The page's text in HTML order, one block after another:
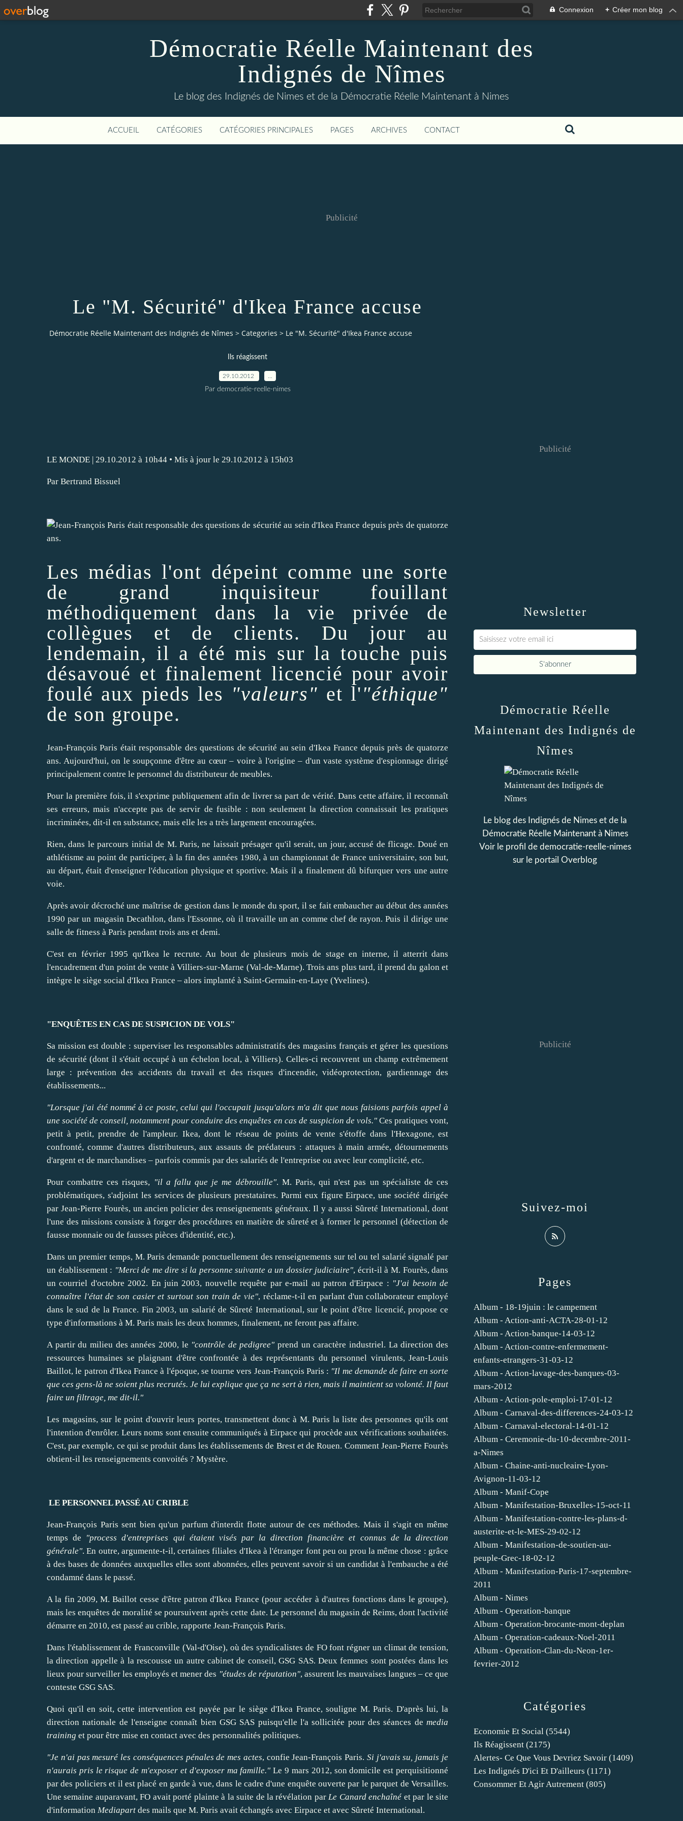
Connexion + Créer mon blog
Démocratie Réelle Maintenant des
Indignés de Nîmes
Le blog des Indignés de Nimes et de la Démocratie Réelle Maintenant à Nimes
ACCUEIL CATÉGORIES CATÉGORIES PRINCIPALES PAGES ARCHIVES CONTACT
Publicité
Le "M. Sécurité" d'Ikea France accuse
Démocratie Réelle Maintenant des Indignés de Nîmes > Categories > Le "M. Sécurité" d'Ikea France accuse
Ils réagissent
29.10.2012
Par democratie-reelle-nimes
LE MONDE | 29.10.2012 à 10h44 • Mis à jour le 29.10.2012 à 15h03
Par Bertrand Bissuel
Lesmédias l'ont dépeint comme une sorte
de grand inquisiteur fouillant
méthodiquement dans lavie privée de
collègues et de clients. Du jour au
lendemain, il a été mis sur la touche puis
désavoué et finalement licencié pour avoir
foulé aux pieds les "valeurs" et l'"éthique"
de son groupe.
Jean-FrançoisParis était responsable des questions de sécurité au sein d'Ikea France depuis près de quatorze
ans. Aujourd'hui, on le soupçonne d'être au cœur – voire à l'origine – d'un vaste système d'espionnage dirigé
principalement contre le personnel du distributeur de meubles.
Pour la première fois, il s'exprime publiquement afin de livrersa part de vérité. Dans cette affaire, il reconnaît
ses erreurs, mais n'accepte pas de servir de fusible : non seulement la direction connaissait les pratiques
incriminées, dit-il en substance, mais elle les a très largement encouragées.
Rien, dans le parcours initial de M. Paris, ne laissait présager qu'il serait, un jour, accusé de flicage. Doué en
athlétisme au point departiciper, à la fin des années 1980, à un championnat de France universitaire, son but,
au départ, était d'enseignerl'éducation physique et sportive. Mais il a finalement dû bifurquervers une autre
voie.
Aprèsavoir décroché une maîtrise de gestion dans le monde dusport, il se faitembaucher au début des années
1990 par un magasin Decathlon, dans l'Essonne, où il travaille un an comme chef de rayon. Puis il dirige une
salle de fitness à Paris pendant trois ans et demi.
C'est en février 1995 qu'Ikea le recrute. Au bout de plusieurs mois de stage en interne, il atterrit dans
l'encadrement d'un point de vente à Villiers-sur-Marne (Val-de-Marne). Trois ans plus tard, il prend du galon et
intègre le siège social d'Ikea France – alors implanté à Saint-Germain-en-Laye (Yvelines).
"ENQUÊTES EN CAS DE SUSPICION DE VOLS"
Sa mission est double : superviser les responsables administratifs des magasins français et gérer les questions
de sécurité (dont il s'était occupé à un échelon local, à Villiers). Celles-ci recouvrent un champ extrêmement
large : prévention des accidents du travail et des risques d'incendie, vidéoprotection, gardiennage des
établissements...
"Lorsque j'ai été nommé à ce poste, celui qui l'occupait jusqu'alors m'a dit que nous faisions parfois appel à
une société de conseil, notamment pourconduire des enquêtes en cas de suspicion de vols."Ces pratiques vont,
petit à petit, prendre de l'ampleur. Ikea, dont le réseau de points de vente s'étoffe dans l'Hexagone, est
confronté, comme d'autres distributeurs, aux assauts de prédateurs : attaques à mainarmée, détournements
d'argent et de marchandises – parfois commis par des salariés de l'entreprise ou avec leur complicité, etc.
Pourcombattre ces risques, "il a fallu que je me débrouille". M. Paris, qui n'est pas un spécialiste de ces
problématiques, s'adjoint les services de plusieurs prestataires. Parmi eux figure Eirpace, une société dirigée
par Jean-Pierre Fourès, un ancien policier des renseignements généraux. Il y a aussi SûretéInternational, dont
l'une des missions consiste à forgerdes procédures en matière de sûreté et à formerle personnel (détection de
fausse monnaie ou de fausses pièces d'identité, etc.).
Dans un premier temps, M. Paris demande ponctuellement des renseignements sur tel ou tel salarié signalé par
un établissement : "Merci de medire si la personne suivante a un dossier judiciaire", écrit-il à M. Fourès, dans
un courriel d'octobre 2002. En juin 2003, nouvelle requête par e-mail au patron d'Eirpace : "J'ai besoin de
connaître l'état de son casier et surtout son train de vie", réclame-t-il en parlant d'un collaborateur employé
dans le sud de la France. Fin 2003, un salarié de Sûreté International, sur le point d'être licencié, propose ce
type d'informations à M. Paris mais les deux hommes, finalement, ne feront pas affaire.
A partirdu milieu des années 2000, le "contrôle de pedigree" prend un caractère industriel. La direction des
ressources humaines se plaignant d'être confrontée à des représentants du personnel virulents, Jean-Louis
Baillot, le patron d'Ikea France à l'époque, se tourne vers Jean-François Paris : "Il me demande defaire en sorte
que ces gens-là ne soient plus recrutés. Je lui explique que ça ne sert à rien, mais il maintient sa volonté. Il faut
faire un filtrage, me dit-il."
Les magasins, sur le point d'ouvrirleurs portes, transmettent donc à M. Paris la liste des personnes qu'ils ont
l'intention d'enrôler. Leurs noms sont ensuite communiqués à Eirpace qui procède aux vérifications souhaitées.
C'est, par exemple, ce qui se produit dans les établissements de Brest et de Rouen. Comment Jean-Pierre Fourès
obtient-il les renseignements convoités ? Mystère.
LE PERSONNEL PASSÉ AU CRIBLE
Jean-François Paris sent bien qu'un parfum d'interdit flotte autour de ces méthodes. Mais il s'agit en même
temps de "process d'entreprises qui étaient visés par la direction financière et connus de la direction
générale". En outre, argumente-t-il, certaines filiales d'Ikea à l'étranger font peu ou prou la même chose : grâce
à des bases de données auxquelles elles sont abonnées, elles peuvent savoir si un candidat à l'embauche a été
condamné dans le passé.
A la fin 2009, M. Baillot cesse d'être patron d'Ikea France (pour accéder à d'autres fonctions dans le groupe),
mais les enquêtes de moralité se poursuivent après cette date. Le personnel du magasin de Reims, dont l'activité
démarre en 2010, est passé au crible, rapporte Jean-François Paris.
Dans l'établissement de Franconville (Val-d'Oise), où des syndicalistes de FO font régner un climatde tension,
la direction appelle à la rescousse un autre cabinet de conseil, GSG SAS. Deux femmes sont postées dans les
lieux poursurveiller les employés etmener des "études de réputation", assurent les mauvaises langues – ce que
conteste GSG SAS.
Quoi qu'il en soit, cette intervention est payée par le siège d'Ikea France, souligne M. Paris. D'après lui, la
direction nationale de l'enseigne connaît bien GSG SAS puisqu'elle l'a sollicitée pour des séances de media
training et pour être mise en contact avec des personnalités politiques.
"Je n'ai pas mesuré les conséquences pénales de mes actes, confie Jean-François Paris. Si j'avais su, jamais je
n'aurais pris le risque de m'exposer et d'exposermafamille." Le 9 mars 2012, son domicile est perquisitionné
par des policiers et il est placé en garde à vue, dans le cadre d'une enquête ouverte par le parquet de Versailles.
Une semaine auparavant, FO avait porté plainte à la suite de la révélation parLe Canard enchaîné et par le site
d'information Mediapart des mails que M. Paris avait échangés avec Eirpace et avec Sûreté International.
Newsletter
Publicité
Catégories
Economie Et Social (5544)
Ils Réagissent (2175)
Alertes- Ce Que Vous Devriez Savoir (1409)
Les Indignés D'ici Et D'ailleurs (1171)
Consommer Et Agir Autrement (805)
Pages
Album - 18-19juin : le campement
Album - Action-anti-ACTA-28-01-12
Album - Action-banque-14-03-12
Album - Action-contre-enfermement-
enfants-etrangers-31-03-12
Album - Action-lavage-des-banques-03-
mars-2012
Album - Action-pole-emploi-17-01-12
Album - Carnaval-des-differences-24-03-12
Album - Carnaval-electoral-14-01-12
Album - Ceremonie-du-10-decembre-2011-
a-Nimes
Album - Chaine-anti-nucleaire-Lyon-
Avignon-11-03-12
Album - Manif-Cope
Album - Manifestation-Bruxelles-15-oct-11
Album - Manifestation-contre-les-plans-d-
austerite-et-le-MES-29-02-12
Album - Manifestation-de-soutien-au-
peuple-Grec-18-02-12
Album - Manifestation-Paris-17-septembre-
2011
Album - Nimes
Album - Operation-banque
Album - Operation-brocante-mont-deplan
Album - Operation-cadeaux-Noel-2011
Album - Operation-Clan-du-Neon-1er-
fevrier-2012
Démocratie Réelle
Maintenant des Indignés de
Nîmes
Le blog des Indignés de Nimes et de la
Démocratie Réelle Maintenant à Nimes
Voir le profil de democratie-reelle-nimes
sur le portail Overblog
Suivez-moi
Publicité